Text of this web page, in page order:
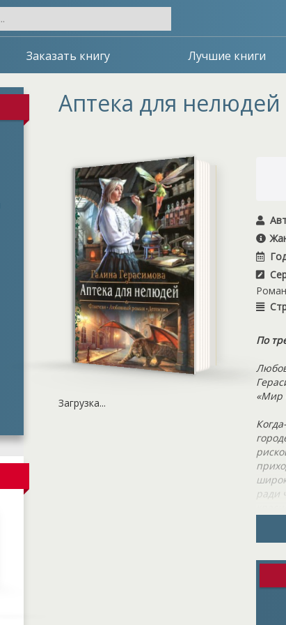
Заказать книгу Лучшие книги
Аптека для нелюдей
Загрузка...
По
«Мир
ради
нее
не с